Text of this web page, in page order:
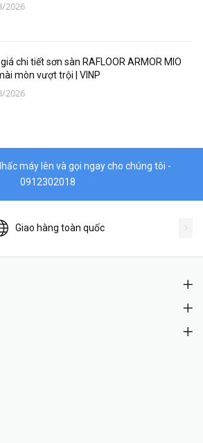
Nghiệp Nặng
2026
chi tiết sơn sàn RAFLOOR ARMOR MIO
mòn vượt trội | VINP
2026
máy lên và gọi ngay cho chúng tôi -
0912302018
Giao hàng toàn quốc